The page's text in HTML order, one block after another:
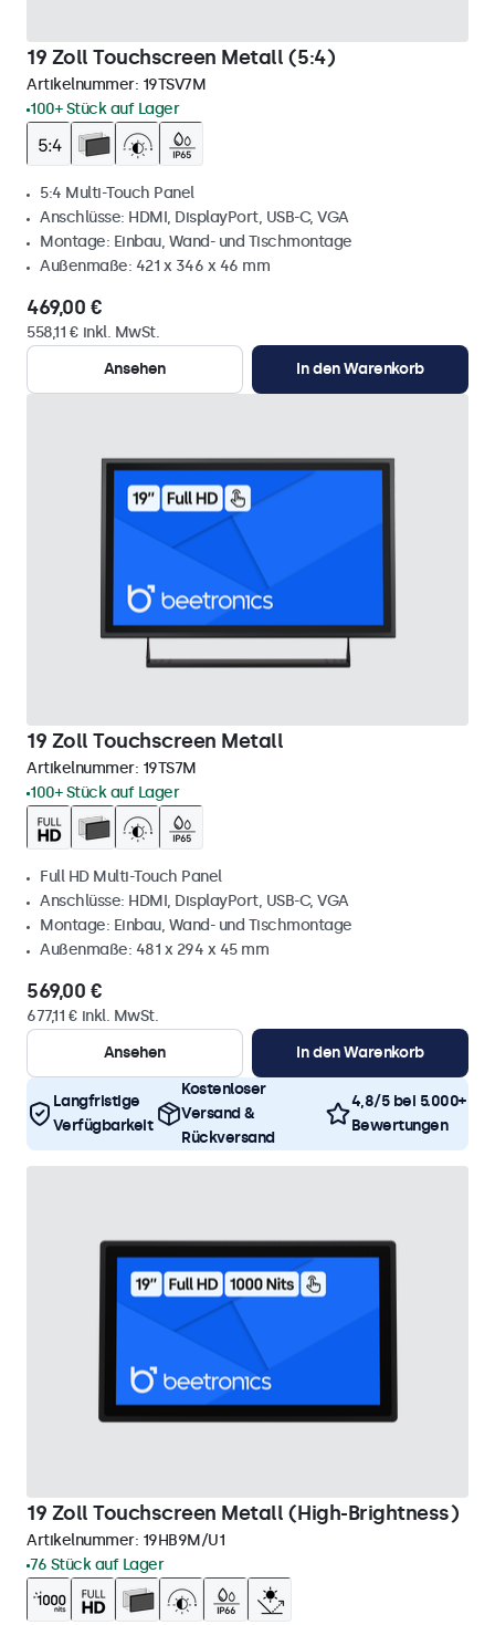
19 Zoll Touchscreen Metall (5:4)
Artikelnummer: 19TSV7M
100+ Stück auf Lager
5:4 Multi-Touch Panel
Anschlüsse: HDMI, DisplayPort, USB-C, VGA
Montage: Einbau, Wand- und Tischmontage
Außenmaße: 421 x 346 x 46 mm
469,00 €
558,11 € inkl. MwSt.
Ansehen
In den Warenkorb
19 Zoll Touchscreen Metall
Artikelnummer: 19TS7M
100+ Stück auf Lager
Full HD Multi-Touch Panel
Anschlüsse: HDMI, DisplayPort, USB-C, VGA
Montage: Einbau, Wand- und Tischmontage
Außenmaße: 481 x 294 x 45 mm
569,00 €
677,11 € inkl. MwSt.
Ansehen
In den Warenkorb
Langfristige
Verfügbarkeit
Kostenloser
Versand &
Rückversand
4,8/5 bei 5.000+
Bewertungen
19 Zoll Touchscreen Metall (High-Brightness)
Artikelnummer: 19HB9M/U1
76 Stück auf Lager